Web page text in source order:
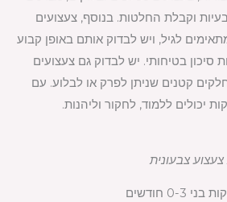
בעיות וקבלת החלטות. בנוסף, צעצועים
לגיל, ויש לבדוק אותם באופן קבוע
סיכון בטיחותי. יש לבדוק גם צעצועים
קטנים שניתן לפרק או לבלוע. עם
יכולים ללמוד, לחקור וליהנות.
צבעונית
3 חודשים